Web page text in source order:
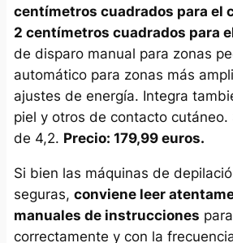
centímetros cuadrados para el
2 centímetros cuadrados para
de disparo manual para zonas
automático para zonas más
ajustes de energía. Integra
piel y otros de contacto cutáneo.
de 4,2. Precio: 179,99 euros.
Si bien las máquinas de
seguras, conviene leer
manuales de instrucciones
correctamente y con la